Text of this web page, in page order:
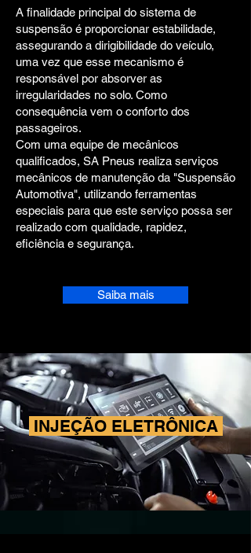
A finalidade principal do sistema de
suspensão é proporcionar estabilidade,
assegurando a dirigibilidade do veículo,
uma vez que esse mecanismo é
responsável por absorver as
irregularidades no solo. Como
consequência vem o conforto dos
passageiros.
Com uma equipe de mecânicos
qualificados, SA Pneus realiza serviços
mecânicos de manutenção da "Suspensão
Automotiva", utilizando ferramentas
especiais para que este serviço possa ser
realizado com qualidade, rapidez,
eficiência e segurança.
Saiba mais
INJEÇÃO ELETRÔNICA